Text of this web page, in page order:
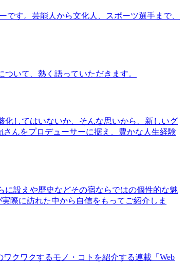
す。芸能人から文化人、スポーツ選手まで、
いて、熱く語っていただきます。
してはいないか、そんな思いから、新しいグ
んをプロデューサーに据え、豊かな人生経験
設えや歴史などその宿ならではの個性的な魅
際に訪れた中から自信をもってご紹介しま
クワクするモノ・コトを紹介する連載「Web